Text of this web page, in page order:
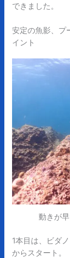
できました。
安定の魚影、プ
イント
動きが
1本目は、ビダ
からスタート。